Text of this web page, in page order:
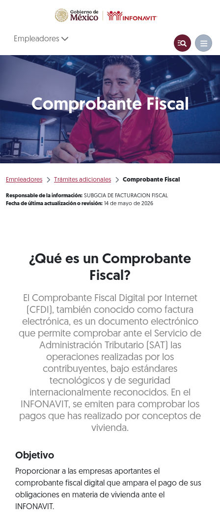
Empleadores
Comprobante Fiscal
Empleadores Trámites adicionales Comprobante Fiscal
Responsable de la información: SUBGCIA DE FACTURACION FISCAL
Fecha de última actualización o revisión: 14 de mayo de 2026
¿Qué es un Comprobante
Fiscal?
El Comprobante Fiscal Digital por Internet
(CFDI), también conocido como factura
electrónica, es un documento electrónico
que permite comprobar ante el Servicio de
Administración Tributario (SAT) las
operaciones realizadas por los
contribuyentes, bajo estándares
tecnológicos y de seguridad
internacionalmente reconocidos. En el
INFONAVIT, se emiten para comprobar los
pagos que has realizado por conceptos de
vivienda.
Objetivo
Proporcionar a las empresas aportantes el
comprobante fiscal digital que ampara el pago de sus
obligaciones en materia de vivienda ante el
INFONAVIT.